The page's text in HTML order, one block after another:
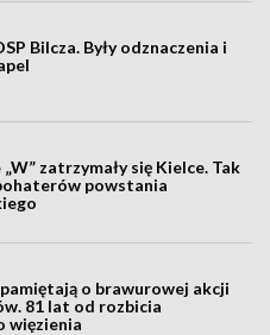
Bilcza. Były odznaczenia i
zatrzymały się Kielce. Tak
powstania
o brawurowej akcji
81 lat od rozbicia
więzienia